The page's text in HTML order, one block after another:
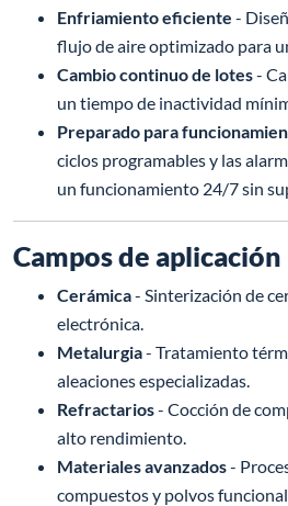
Enfriamiento eficiente -
flujo de aire optimizado para
Cambio continuo de lotes-
un tiempo de inactividad
Preparado para
ciclos programables y las
un funcionamiento 24/7 sin
Campos de aplicación
Cerámica- Sinterización de
electrónica.
Metalurgia- Tratamiento
aleaciones especializadas.
Refractarios- Cocción de
alto rendimiento.
Materiales avanzados-
compuestos y polvos